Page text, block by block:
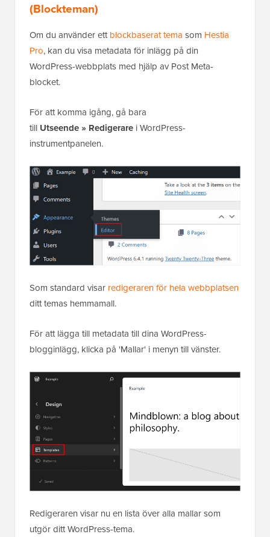
(Blockteman)
Om du använder ettblockbaserat tema som Hestia
Pro, kan du visa metadata för inlägg på din
WordPress-webbplats med hjälp av Post Meta-
blocket.
För att komma igång, gå bara
till Utseende» Redigerare i WordPress-
instrumentpanelen.
Som standard visar redigeraren för hela webbplatsen
ditt temas hemmamall.
För att lägga till metadata till dina WordPress-
blogginlägg, klicka på 'Mallar' i menyn till vänster.
Redigeraren visar nu en lista över alla mallar som
utgör ditt WordPress-tema.